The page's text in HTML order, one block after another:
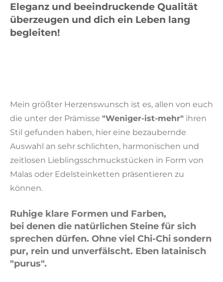
Eleganz und beeindruckende Qualität
überzeugen und dich ein Leben lang
begleiten!
Mein größter Herzenswunsch ist es, allen von euch
die unter der Prämisse "Weniger-ist-mehr" ihren
Stil gefunden haben, hier eine bezaubernde
Auswahl an sehr schlichten, harmonischen und
zeitlosen Lieblingsschmuckstücken in Form von
Malas oder Edelsteinketten präsentieren zu
können.
Ruhige klare Formen und Farben,
bei denen die natürlichen Steine für sich
sprechen dürfen. Ohne viel Chi-Chi sondern
pur, rein und unverfälscht. Eben latainisch
"purus".